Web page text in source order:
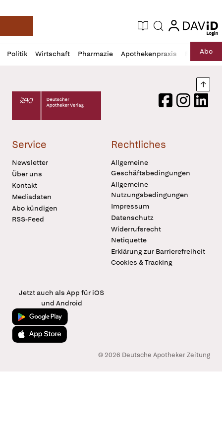
Deutsche Apotheker Zeitung
Aktuelle Ausgabe
Suche login
login
Politik Wirtschaft Pharmazie Apothekenpraxis RechtAbo
Profil
öffnen
Daz
Pur
Deutscher Apotheker Verlag Logo
FacebookInstagram
Service
Newsletter
Über uns
Kontakt
Mediadaten
Abo kündigen
RSS-Feed
Rechtliches
Allgemeine
Geschäftsbedingungen
Allgemeine
Nutzungsbedingungen
Impressum
Datenschutz
Widerrufsrecht
Netiquette
Erklärung zur Barrierefreiheit
Cookies & Tracking
Jetzt auch als App für iOS
und Android
Jetzt bei Google Play
Laden im App Store
© 2026 Deutsche Apotheker Zeitung